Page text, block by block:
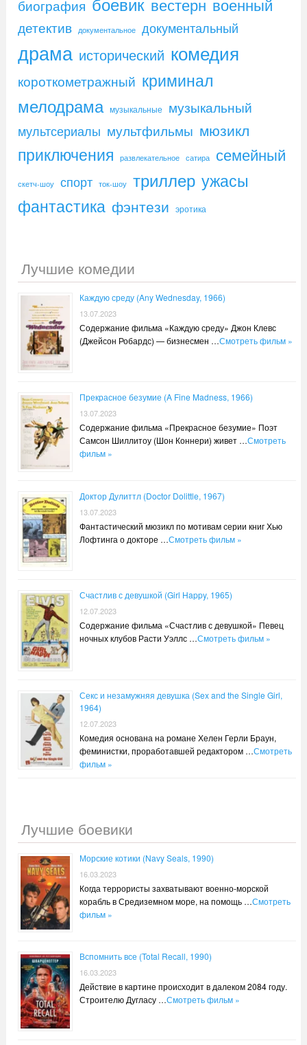
биография
детектив документальное документальный
драма исторический комедия
короткометражный криминал
мелодрама музыкальные музыкальный
мультсериалы мультфильмы мюзикл
приключения развлекательное сатира семейный
скетч-шоу спорт ток-шоу триллер ужасы
фантастика фэнтези эротика
Лучшие комедии
Каждую среду (Any Wednesday, 1966)
13.07.2023
Содержание фильма «Каждую среду» Джон Клевс
(Джейсон Робардс) — бизнесмен …Смотреть фильм »
Прекрасное безумие (A Fine Madness, 1966)
13.07.2023
Содержание фильма «Прекрасное безумие» Поэт
Самсон Шиллитоу (Шон Коннери) живет …Смотреть
фильм »
Доктор Дулиттл (Doctor Dolittle, 1967)
13.07.2023
Фантастический мюзикл по мотивам серии книг Хью
Лофтинга о докторе …Смотреть фильм »
Счастлив с девушкой (Girl Happy, 1965)
12.07.2023
Содержание фильма «Счастлив с девушкой» Певец
ночных клубов Расти Уэллс …Смотреть фильм »
Секс и незамужняя девушка (Sex and the Single Girl,
1964)
12.07.2023
Комедия основана на романе Хелен Герли Браун,
феминистки, проработавшей редактором …Смотреть
фильм »
Лучшие боевики
Морские котики (Navy Seals, 1990)
16.03.2023
Когда террористы захватывают военно-морской
корабль в Средиземном море, на помощь …Смотреть
фильм »
Вспомнить все (Total Recall, 1990)
16.03.2023
Действие в картине происходит в далеком 2084 году.
Строителю Дугласу …Смотреть фильм »